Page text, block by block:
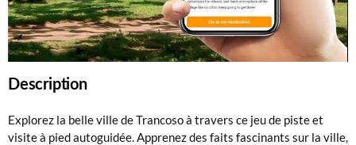
Description
Explorez la belle ville de Trancoso à travers ce jeu de piste et
visite à pied autoguidée. Apprenez des faits fascinants sur la ville,